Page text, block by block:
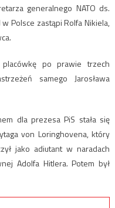
generalnego NATO ds.
Polsce zastąpi Rolfa Nikiela,
po prawie trzech
samego Jarosława
dla prezesa PiS stała się
von Loringhovena, który
jako adiutant w naradach
Adolfa Hitlera. Potem był